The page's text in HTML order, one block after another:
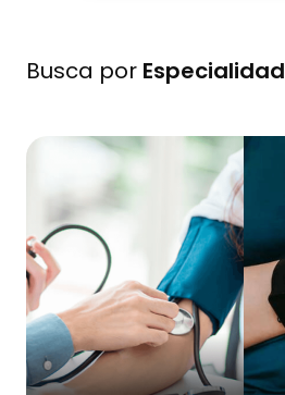
Busca por Especialidad